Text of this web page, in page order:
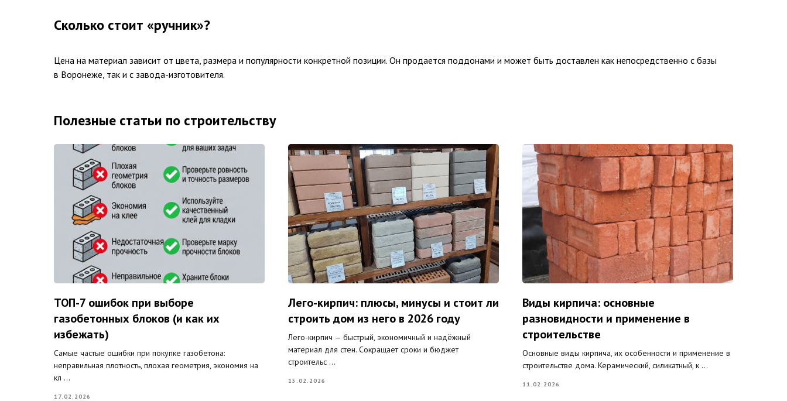
Сколько стоит «ручник»?
Цена на материал зависит от цвета, размера и популярности конкретной позиции. Он продается поддонами и может быть доставлен как непосредственно с базы
в Воронеже, так и с завода-изготовителя.
Полезные статьи по строительству
ТОП-7 ошибок при выборе
газобетонных блоков (и как их
избежать)
Самые частые ошибки при покупке газобетона:
неправильная плотность, плохая геометрия, экономия на
кл ...
17.02.2026
Лего-кирпич: плюсы, минусы и стоит ли
строить дом из него в 2026 году
Лего-кирпич — быстрый, экономичный и надёжный
материал для стен. Сокращает сроки и бюджет
строительс ...
15.02.2026
Виды кирпича: основные
разновидности и применение в
строительстве
Основные виды кирпича, их особенности и применение в
строительстве дома. Керамический, силикатный, к ...
11.02.2026